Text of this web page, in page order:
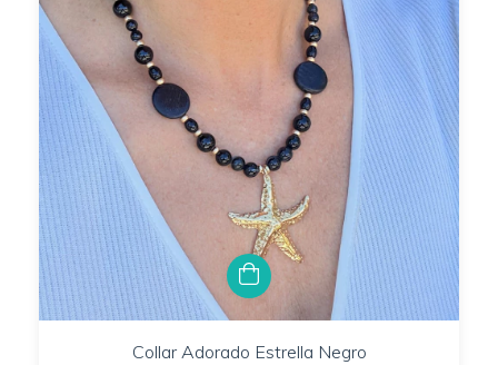
Collar Adorado Estrella Negro